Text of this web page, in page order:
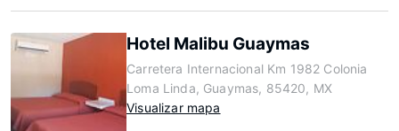
Hotel Malibu Guaymas
Carretera Internacional Km 1982 Colonia
Loma Linda, Guaymas, 85420, MX
Visualizar mapa